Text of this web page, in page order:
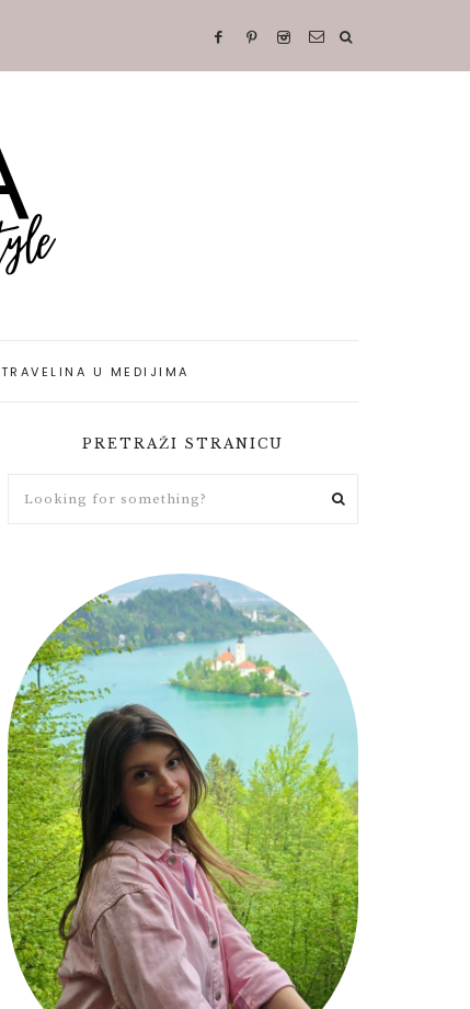
TRAVELINA U MEDIJIMA
PRETRAŽI STRANICU